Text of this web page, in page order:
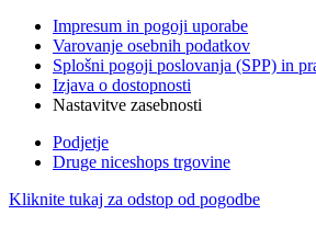
Impresum in pogoji uporabe
Varovanje osebnih podatkov
Splošni pogoji poslovanja (SPP) in
Izjava o dostopnosti
Nastavitve zasebnosti
Podjetje
Druge niceshops trgovine
Kliknite tukaj za odstop od pogodbe